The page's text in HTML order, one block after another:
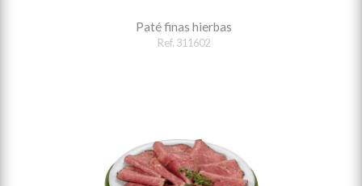
Paté finas hierbas
Ref. 311602